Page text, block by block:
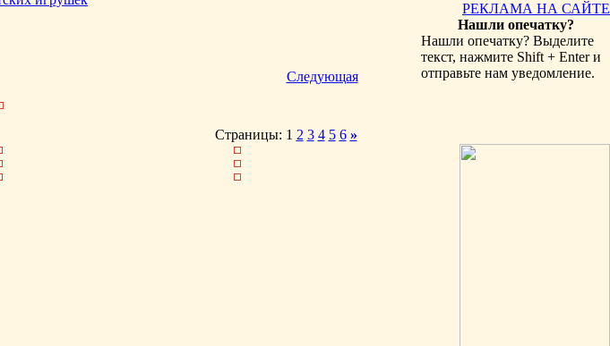
Следующая
Страницы: 1 2 3 4 5 6 »
РЕКЛАМА НА САЙТЕ
Нашли опечатку?
Нашли опечатку? Выделите
текст, нажмите Shift + Enter и
отправьте нам уведомление.